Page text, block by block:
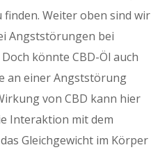
finden. Weiter oben sind wir
Angststörungen bei
könnte CBD-Öl auch
an einer Angststörung
von CBD kann hier
Interaktion mit dem
Gleichgewicht im Körper